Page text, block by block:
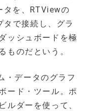
タを、RTViewの
で接続し、グラ
ッシュボードを極
ものだという。
・データのグラフ
ード・ツール。ポ
ルダーを使って、